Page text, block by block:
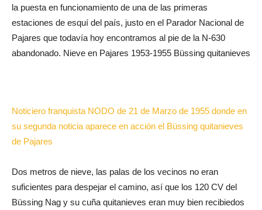
la puesta en funcionamiento de una de las primeras
estaciones de esquí del país, justo en el Parador Nacional de
Pajares que todavía hoy encontramos al pie de la N-630
abandonado. Nieve en Pajares 1953-1955 Büssing quitanieves
Noticiero franquista NODO de 21 de Marzo de 1955 donde en
su segunda noticia aparece en acción el Büssing quitanieves
de Pajares
Dos metros de nieve, las palas de los vecinos no eran
suficientes para despejar el camino, así que los 120 CV del
Büssing Nag y su cuña quitanieves eran muy bien recibiedos